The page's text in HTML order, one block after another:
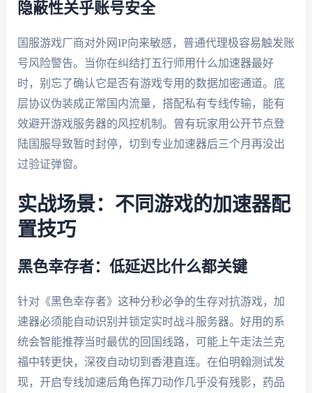
隐蔽性关乎账号安全
国服游戏厂商对外网IP向来敏感，普通代理极容易触发账
号风险警告。当你在纠结打五行师用什么加速器最好
时，别忘了确认它是否有游戏专用的数据加密通道。底
层协议伪装成正常国内流量，搭配私有专线传输，能有
效避开游戏服务器的风控机制。曾有玩家用公开节点登
陆国服导致暂时封停，切到专业加速器后三个月再没出
过验证弹窗。
实战场景：不同游戏的加速器配
置技巧
黑色幸存者：低延迟比什么都关键
针对《黑色幸存者》这种分秒必争的生存对抗游戏，加
速器必须能自动识别并锁定实时战斗服务器。好用的系
统会智能推荐当时最优的回国线路，可能上午走法兰克
福中转更快，深夜自动切到香港直连。在伯明翰测试发
现，开启专线加速后角色挥刀动作几乎没有残影，药品